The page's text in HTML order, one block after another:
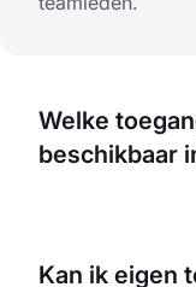
Welke
beschikbaar
Kan ik eigen